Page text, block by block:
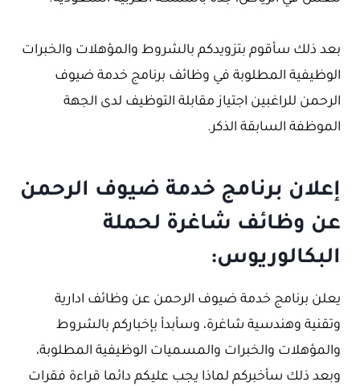
بعد ذلك سأقوم بتزويدكم بالشروط والمؤهلات والخبرات
الوظيفية المطلوبة في وظائف برنامج خدمة ضيوف
الرحمن للراغبين اجتياز مقابلة التوظيف لدى الجهة
الموظفة السابقة الذكر.
إعلان برنامج خدمة ضيوف الرحمن
عن وظائف شاغرة لحملة
البكالوريوس:
يعلن برنامج خدمة ضيوف الرحمن عن وظائف ادارية
وتقنية وهندسية شاغرة، وسأبدأ بإخباركم بالشروط
والمؤهلات والخبرات والمسميات الوظيفية المطلوبة،
وبعد ذلك سأخبركم لماذا يجب عليكم دائما قراءة فقرات